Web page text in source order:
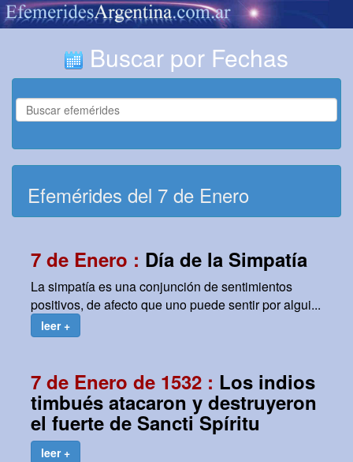
Buscar por Fechas
Efemérides del 7 de Enero
7 de Enero : Día de la Simpatía
La simpatía es una conjunción de sentimientos
positivos, de afecto que uno puede sentir por algui...
leer +
7 de Enero de 1532 : Los indios
timbués atacaron y destruyeron
el fuerte de Sancti Spíritu
leer +